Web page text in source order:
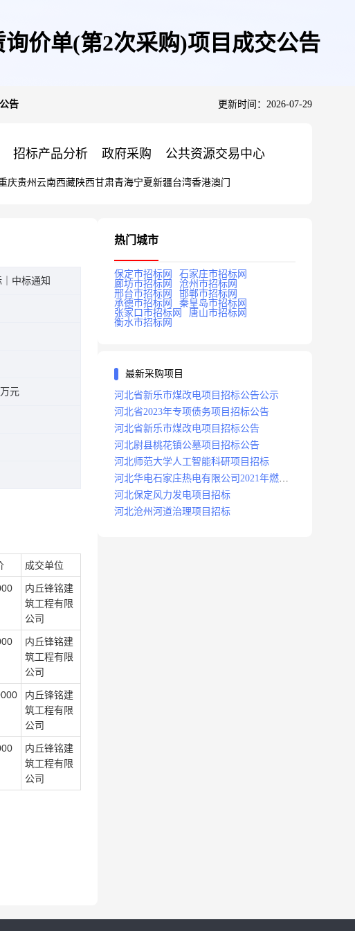
价单(第2次采购)项目成交公告
告 更新时间：2026-07-29
招标产品分析 政府采购 公共资源交易中心
庆贵州 云南西藏陕西甘肃青海宁夏新疆台湾香港澳门
｜中标通知
元
成交单位
内丘锋铭建
筑工程有限
公司
内丘锋铭建
筑工程有限
公司
内丘锋铭建
筑工程有限
公司
内丘锋铭建
筑工程有限
公司
热门城市
保定市招标网
石家庄市招标网
廊坊市招标网
沧州市招标网
邢台市招标网
邯郸市招标网
承德市招标网
秦皇岛市招标网
张家口市招标网
唐山市招标网
衡水市招标网
最新采购项目
河北省新乐市煤改电项目招标公告公示
河北省2023年专项债务项目招标公告
河北省新乐市煤改电项目招标公告
河北尉县桃花镇公墓项目招标公告
河北师范大学人工智能科研项目招标
河北华电石家庄热电有限公司2021年燃料
分场辅助运行项目招标公告
河北保定风力发电项目招标
河北沧州河道治理项目招标